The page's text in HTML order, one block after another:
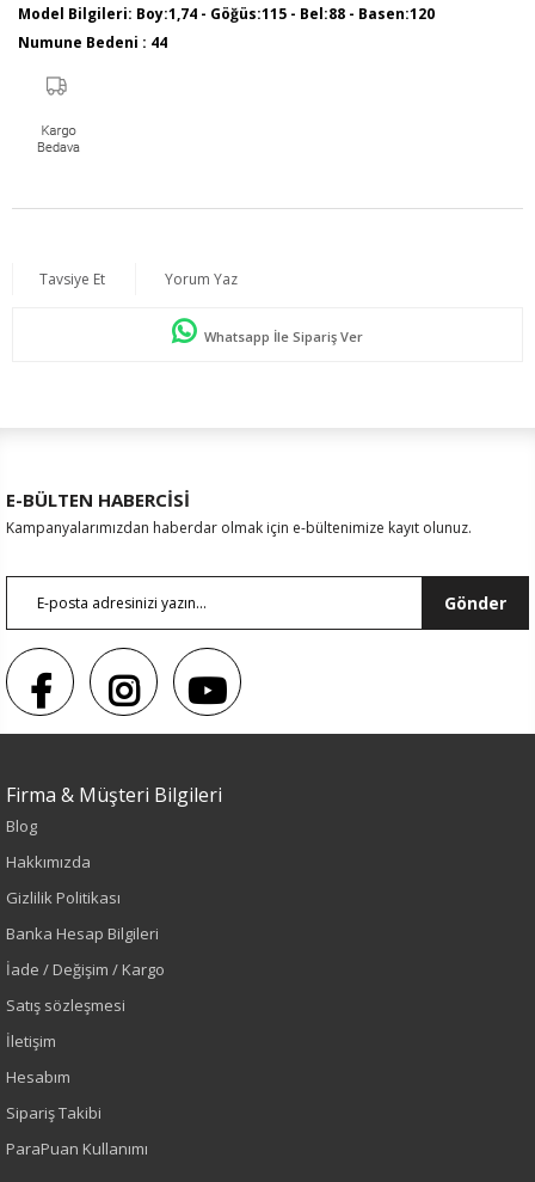
Model Bilgileri: Boy:1,74 - Göğüs:115 - Bel:88 - Basen:120
Numune Bedeni : 44
Sezon : KIŞLIK
Renk
Sezon
Yaş Grubu
Yetişkin
Kalıp
Tavsiye Et Yorum Yaz
Whatsapp İle Sipariş Ver
E-BÜLTEN HABERCİSİ
Kampanyalarımızdan haberdar olmak için e-bültenimize kayıt olunuz.
Gönder
Firma & Müşteri Bilgileri
Blog
Hakkımızda
Gizlilik Politikası
Banka Hesap Bilgileri
İade / Değişim / Kargo
Satış sözleşmesi
İletişim
Hesabım
Sipariş Takibi
ParaPuan Kullanımı